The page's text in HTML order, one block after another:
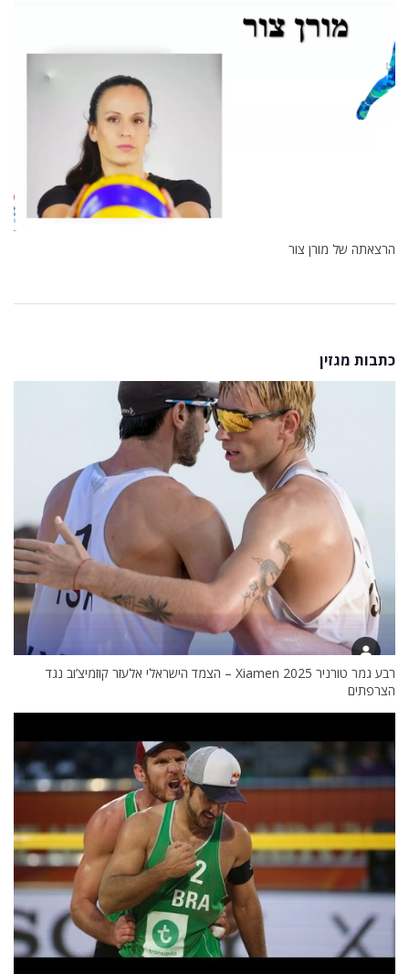
הרצאתה של מורן צור
כתבות מגזין
רבע גמר טורניר Xiamen 2025 – הצמד הישראלי אלעזר קוזמיצ’וב נגד
הצרפתים